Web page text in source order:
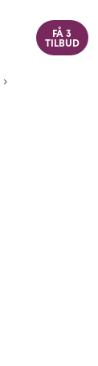
FÅ 3
TILBUD
›